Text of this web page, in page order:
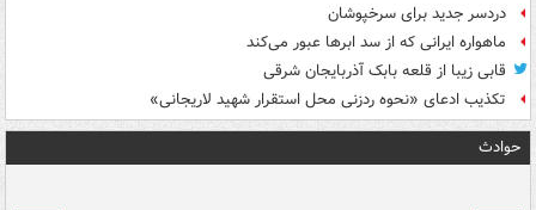
دردسر جدید برای سرخپوشان
ماهواره ایرانی که از سد ابرها عبور می‌کند
قابی زیبا از قلعه بابک آذربایجان شرقی
تکذیب ادعای «نحوه ردزنی محل استقرار شهید لاریجانی»
حوادث